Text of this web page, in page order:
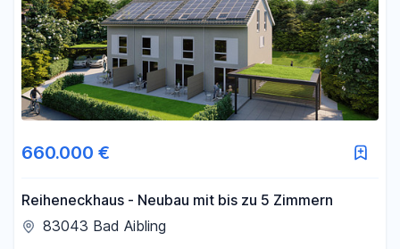
660.000 €
Reiheneckhaus - Neubau mit bis zu 5 Zimmern
83043 Bad Aibling